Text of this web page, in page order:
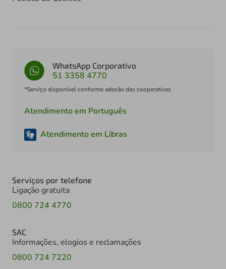
WhatsApp Corporativo
51 3358 4770
*Serviço disponível conforme adesão das cooperativas
Atendimento em Português
Atendimento em Libras
Serviços por telefone
Ligação gratuita
0800 724 4770
SAC
Informações, elogios e reclamações
0800 724 7220